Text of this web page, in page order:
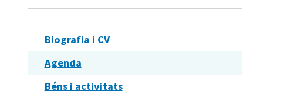
Biografia i CV
Agenda
Béns i activitats